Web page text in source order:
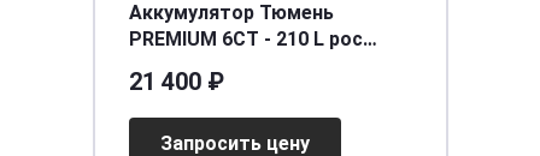
Аккумулятор Тюмень
PREMIUM 6СТ - 210 L рос
21 400 ₽
Запросить цену